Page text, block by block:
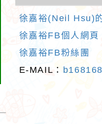
徐嘉裕(Neil Hsu)
徐嘉裕FB個人網頁
徐嘉裕FB粉絲團
E-MAIL：